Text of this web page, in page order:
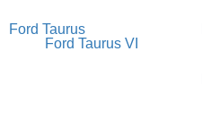
Ford Taurus
Ford Taurus VI